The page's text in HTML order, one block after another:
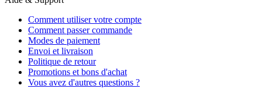
Comment utiliser votre compte
Comment passer commande
Modes de paiement
Envoi et livraison
Politique de retour
Promotions et bons d'achat
Vous avez d'autres questions ?